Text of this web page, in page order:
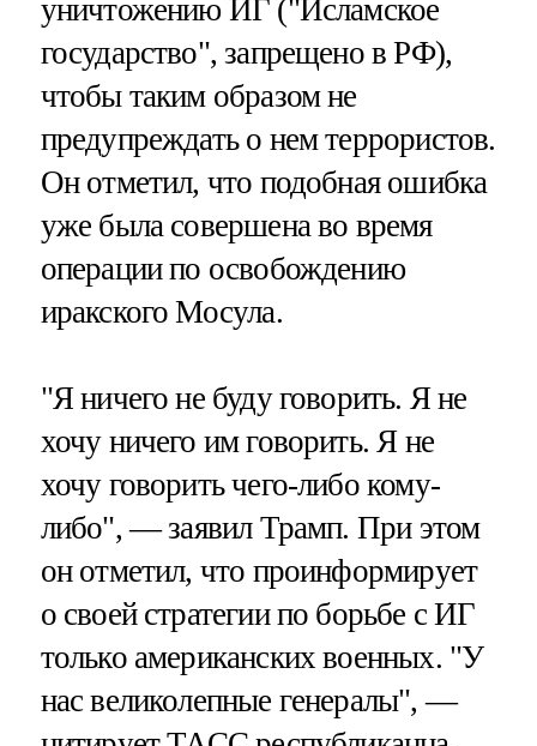
уничтожению ИГ ("Исламское
государство", запрещено в РФ),
чтобы таким образом не
предупреждать о нем террористов.
Он отметил, что подобная ошибка
уже была совершена во время
операции по освобождению
иракского Мосула.
"Я ничего не буду говорить. Я не
хочу ничего им говорить. Я не
хочу говорить чего-либо кому-
либо", — заявил Трамп. При этом
он отметил, что проинформирует
о своей стратегии по борьбе с ИГ
только американских военных. "У
нас великолепные генералы", —